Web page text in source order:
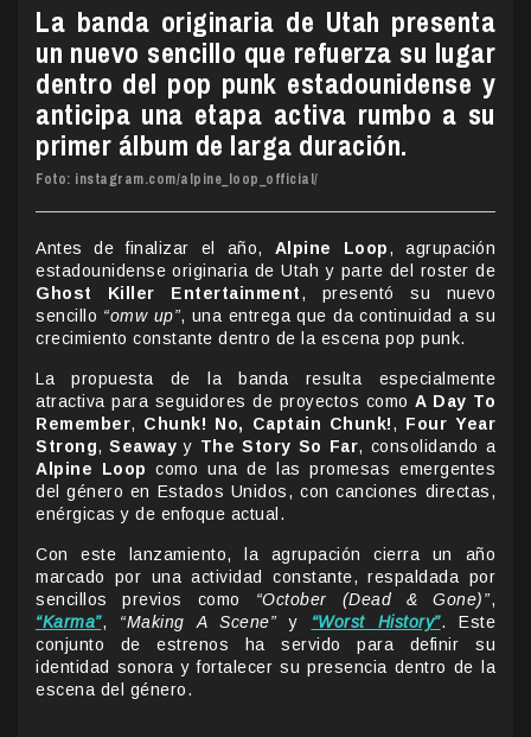
La banda originaria de Utah presenta
un nuevo sencillo que refuerza su lugar
dentro del pop punk estadounidense y
anticipa una etapa activa rumbo a su
primer álbum de larga duración.
Foto: instagram.com/alpine_loop_official/
Antes de finalizar el año, Alpine Loop, agrupación
estadounidense originaria de Utah y parte del roster de
Ghost Killer Entertainment, presentó su nuevo
sencillo “omw up”, una entrega que da continuidad a su
crecimiento constante dentro de la escena pop punk.
La propuesta de la banda resulta especialmente
atractiva para seguidores de proyectos como A Day To
Remember, Chunk! No, Captain Chunk!, Four Year
Strong,Seaway y The Story So Far, consolidando a
Alpine Loop como una de las promesas emergentes
del género en Estados Unidos, con canciones directas,
enérgicas y de enfoque actual.
Con este lanzamiento, la agrupación cierra un año
marcado por una actividad constante, respaldada por
sencillos previos como “October (Dead & Gone)”,
“Karma”, “Making A Scene” y “Worst History”. Este
conjunto de estrenos ha servido para definir su
identidad sonora y fortalecer su presencia dentro de la
escena del género.